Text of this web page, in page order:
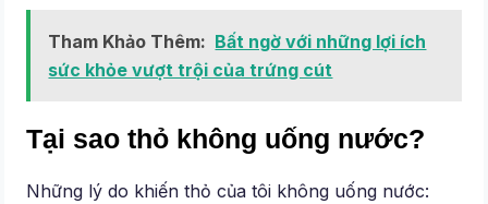
Tham Khảo Thêm: Bất ngờ với những lợi ích
sức khỏe vượt trội của trứng cút
Tại sao thỏ không uống nước?
Những lý do khiến thỏ của tôi không uống nước: